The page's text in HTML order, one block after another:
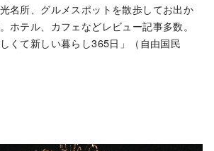
名所、グルメスポットを散歩してお出か
ホテル、カフェなどレビュー記事多数。
くて新しい暮らし365日」（自由国民